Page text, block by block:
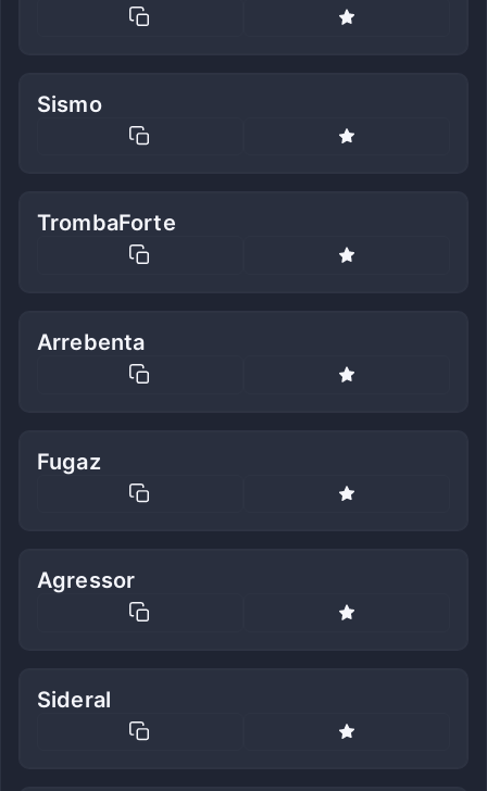
Sismo
TrombaForte
Arrebenta
Fugaz
Agressor
Sideral